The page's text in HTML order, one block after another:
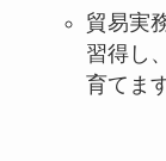
キャンパス